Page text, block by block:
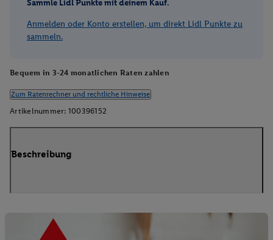
Sammle Lidl Punkte mit deinem Kauf.
Anmelden oder Konto erstellen, um direkt Lidl Punkte zu
sammeln.
Bequem in 3-24 monatlichen Raten zahlen
Zum Ratenrechner und rechtliche Hinweise
Artikelnummer: 100396152
Beschreibung